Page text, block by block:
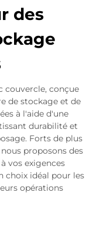
des
couvercle, conçue
de stockage et de
à l'aide d'une
durabilité et
Forts de plus
proposons des
vos exigences
choix idéal pour les
opérations